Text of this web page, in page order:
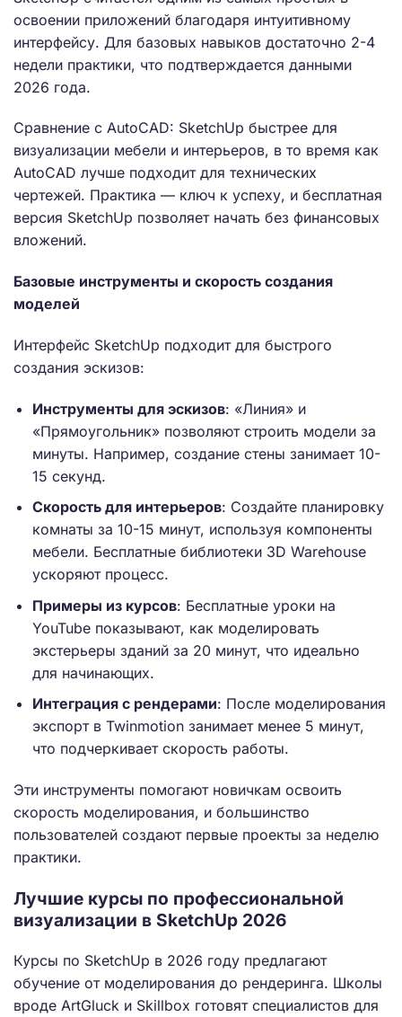
освоении приложений благодаря интуитивному
интерфейсу. Для базовых навыков достаточно 2-4
недели практики, что подтверждается данными
2026 года.
Сравнение с AutoCAD: SketchUp быстрее для
визуализации мебели и интерьеров, в то время как
AutoCAD лучше подходит для технических
чертежей. Практика — ключ к успеху, и бесплатная
версия SketchUp позволяет начать без финансовых
вложений.
Базовые инструменты и скорость создания
моделей
Интерфейс SketchUp подходит для быстрого
создания эскизов:
Инструменты для эскизов: «Линия» и
«Прямоугольник» позволяют строить модели за
минуты. Например, создание стены занимает 10-
15 секунд.
Скорость для интерьеров: Создайте планировку
комнаты за 10-15 минут, используя компоненты
мебели. Бесплатные библиотеки 3D Warehouse
ускоряют процесс.
Примеры из курсов: Бесплатные уроки на
YouTube показывают, как моделировать
экстерьеры зданий за 20 минут, что идеально
для начинающих.
Интеграция с рендерами: После моделирования
экспорт в Twinmotion занимает менее 5 минут,
что подчеркивает скорость работы.
Эти инструменты помогают новичкам освоить
скорость моделирования, и большинство
пользователей создают первые проекты за неделю
практики.
Лучшие курсы по профессиональной
визуализации в SketchUp 2026
Курсы по SketchUp в 2026 году предлагают
обучение от моделирования до рендеринга. Школы
вроде ArtGluck и Skillbox готовят специалистов для